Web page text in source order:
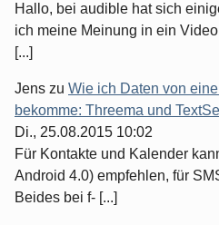
Hallo, bei audible hat sich
ich meine Meinung in ein
[...]
Jens zu Wie ich Daten von
bekomme: Threema und
Di., 25.08.2015 10:02
Für Kontakte und Kalender
Android 4.0) empfehlen, für
Beides bei f- [...]